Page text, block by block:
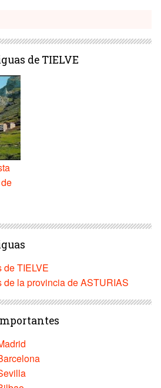
de TIELVE
de TIELVE
de la provincia de ASTURIAS